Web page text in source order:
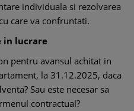
individuala si rezolvarea
care va confruntati.
in lucrare
pentru avansul achitat in
la 31.12.2025, daca
Sau este necesar sa
contractual?